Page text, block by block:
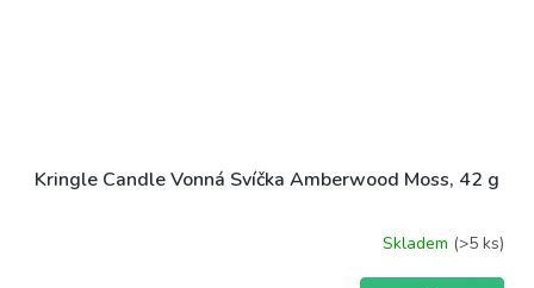
Kringle Candle Vonná Svíčka Amberwood Moss, 42 g
Skladem (>5 ks)